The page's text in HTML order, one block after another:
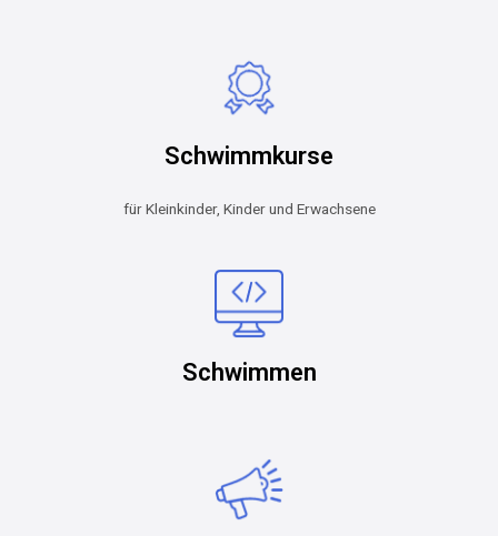
Schwimmkurse
für Kleinkinder, Kinder und Erwachsene
Schwimmen